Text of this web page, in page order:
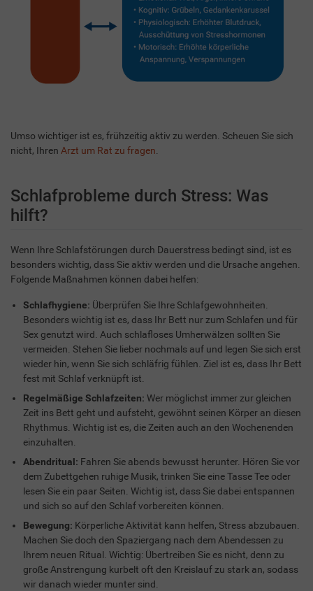
Umso wichtiger ist es, frühzeitig aktiv zu werden. Scheuen Sie sich
nicht, Ihren Arzt um Rat zu fragen
Schlafprobleme durch Stress: Was
hilft?
Wenn Ihre Schlafstörungen durch Dauerstress bedingt sind, ist es
besonders wichtig, dass Sie aktiv werden und die Ursache angehen.
Folgende Maßnahmen können dabei helfen:
Schlafhygiene: Überprüfen Sie Ihre Schlafgewohnheiten.
Besonders wichtig ist es, dass Ihr Bett nur zum Schlafen und für
Sex genutzt wird. Auch schlafloses Umherwälzen sollten Sie
vermeiden. Stehen Sie lieber nochmals auf und legen Sie sich erst
wieder hin, wenn Sie sich schläfrig fühlen. Ziel ist es, dass Ihr Bett
fest mit Schlaf verknüpft ist.
Regelmäßige Schlafzeiten: Wer möglichst immer zur gleichen
Zeit ins Bett geht und aufsteht, gewöhnt seinen Körper an diesen
Rhythmus. Wichtig ist es, die Zeiten auch an den Wochenenden
einzuhalten.
Abendritual: Fahren Sie abends bewusst herunter. Hören Sie vor
dem Zubettgehen ruhige Musik, trinken Sie eine Tasse Tee oder
lesen Sie ein paar Seiten. Wichtig ist, dass Sie dabei entspannen
und sich so auf den Schlaf vorbereiten können.
Bewegung: Körperliche Aktivität kann helfen, Stress abzubauen.
Machen Sie doch den Spaziergang nach dem Abendessen zu
Ihrem neuen Ritual. Wichtig: Übertreiben Sie es nicht, denn zu
große Anstrengung kurbelt oft den Kreislauf zu stark an, sodass
wir danach wieder munter sind.